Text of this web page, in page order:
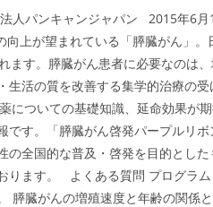
人パンキャンジャパン 2015年6
上が望まれている「膵臓がん」
ます。膵臓がん患者に必要なのは
生活の質を改善する集学的治療の
についての基礎知識、延命効果が
です。「膵臓がん啓発パープルリ
の全国的な普及・啓発を目的とし
ります。 よくある質問 プログラ
膵臓がんの増殖速度と年齢の関係